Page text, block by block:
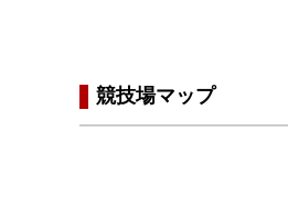
競技場マップ